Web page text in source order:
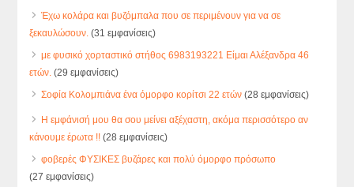
Έχω κολάρα και βυζόμπαλα που σε περιμένουν για να σε
ξεκαυλώσουν. (31 εμφανίσεις)
με φυσικό χορταστικό στήθος 6983193221 Είμαι Αλέξανδρα 46
ετών. (29 εμφανίσεις)
Σοφία Κολομπιάνα ένα όμορφο κορίτσι 22 ετών (28 εμφανίσεις)
Η εμφάνισή μου θα σου μείνει αξέχαστη, ακόμα περισσότερο αν
κάνουμε έρωτα !! (28 εμφανίσεις)
φοβερές ΦΥΣΙΚΕΣ βυζάρες και πολύ όμορφο πρόσωπο
(27 εμφανίσεις)